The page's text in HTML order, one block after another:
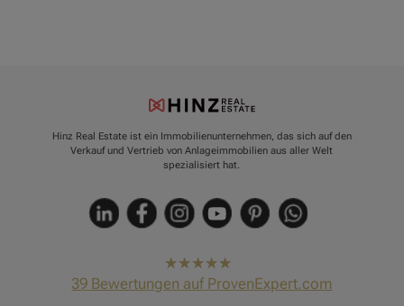
Hinz Real Estate ist ein Immobilienunternehmen, das sich auf den
Verkauf und Vertrieb von Anlageimmobilien aus aller Welt
spezialisiert hat.
hat4,91
von5
39 Bewertungen auf ProvenExpert.com